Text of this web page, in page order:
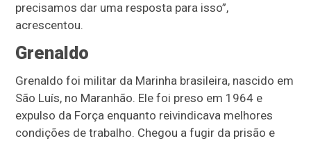
precisamos dar uma resposta para isso”,
acrescentou.
Grenaldo
Grenaldo foi militar da Marinha brasileira, nascido em
São Luís, no Maranhão. Ele foi preso em 1964 e
expulso da Força enquanto reivindicava melhores
condições de trabalho. Chegou a fugir da prisão e